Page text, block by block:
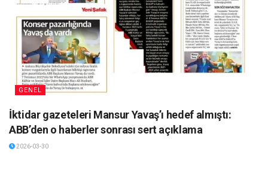
GENEL
İktidar gazeteleri Mansur Yavaş’ı hedef almıştı:
ABB’den o haberler sonrası sert açıklama
2026-03-30